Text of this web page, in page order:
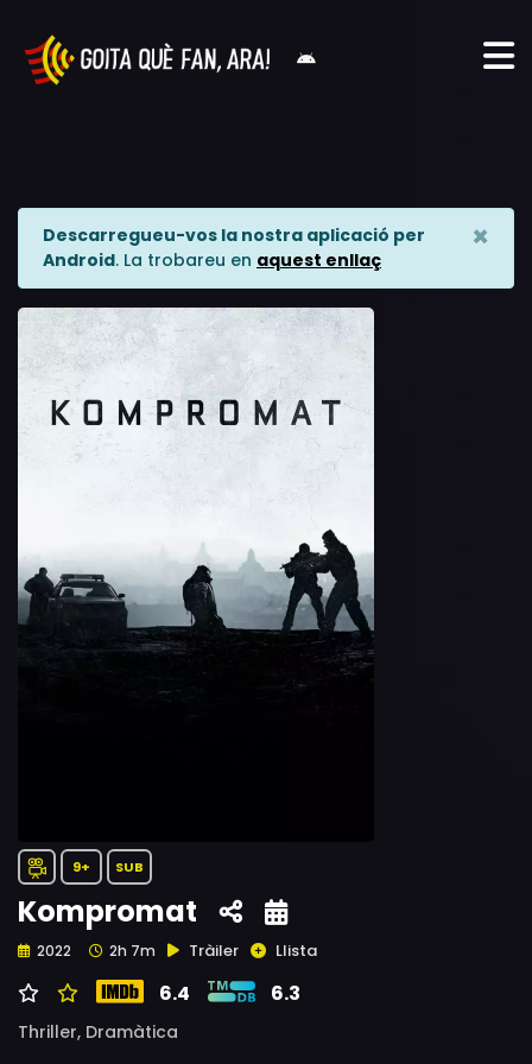
Descarregueu-vos la nostra aplicació per
Android. La trobareu en aquest enllaç
×
9+ SUB
Kompromat
2022 2h 7m Tràiler Llista
6.4 6.3
Thriller, Dramàtica